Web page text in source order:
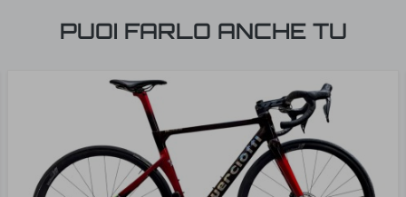
PUOI FARLO ANCHE TU